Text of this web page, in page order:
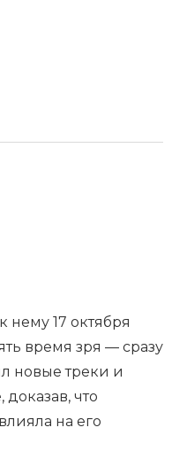
17 октября
время зря — сразу
новые треки и
что
на его